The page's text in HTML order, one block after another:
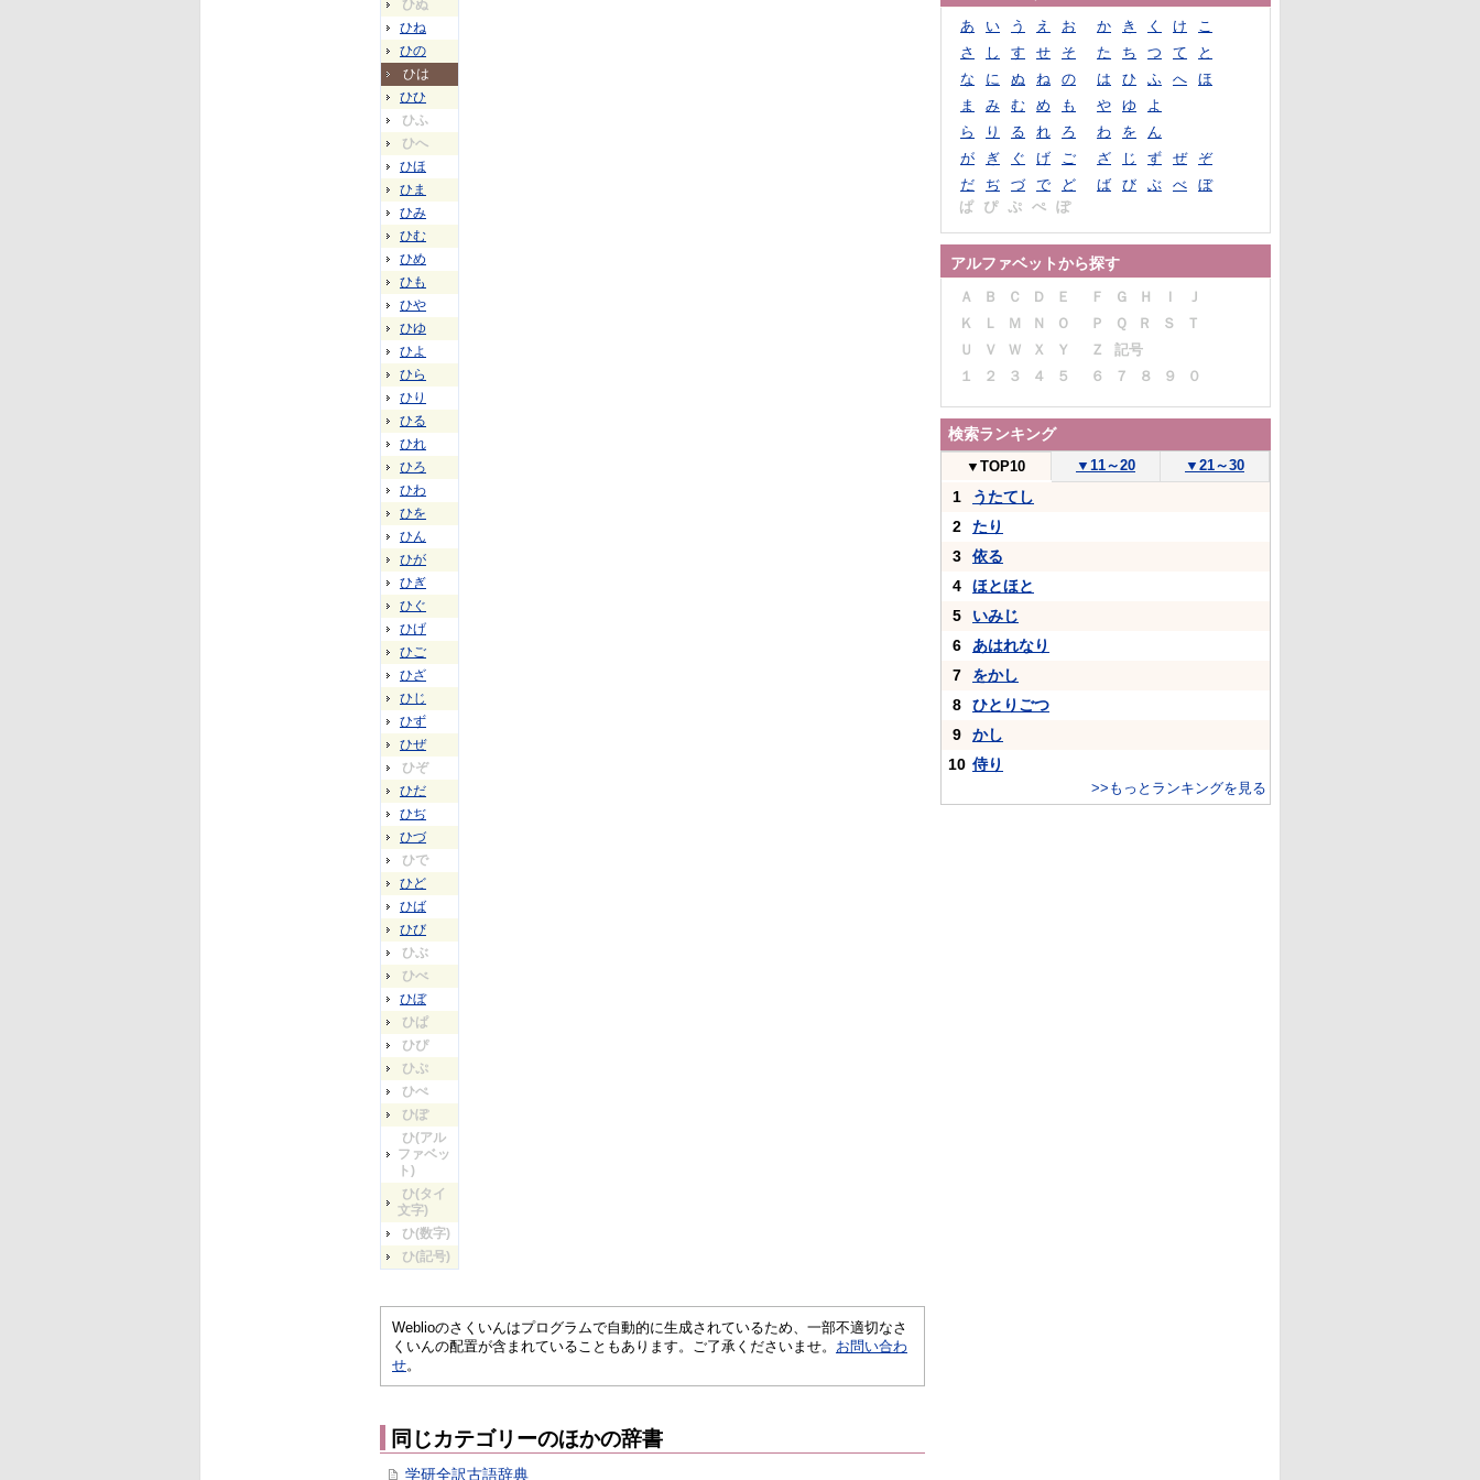
ひぬ
ひね
ひの
ひは
ひひ
ひふ
ひへ
ひほ
ひま
ひみ
ひむ
ひめ
ひも
ひや
ひゆ
ひよ
ひら
ひり
ひる
ひれ
ひろ
ひわ
ひを
ひん
ひが
ひぎ
ひぐ
ひげ
ひご
ひざ
ひじ
ひず
ひぜ
ひぞ
ひだ
ひぢ
ひづ
ひで
ひど
ひば
ひび
ひぶ
ひべ
ひぼ
ひぱ
ひぴ
ひぷ
ひぺ
ひぽ
ひ(アル
ファベッ
ト)
ひ(タイ
文字)
ひ(数字)
ひ(記号)
Weblioのさくいんはプログラムで自動的に生成されているため、一部不適切なさ
くいんの配置が含まれていることもあります。ご了承くださいませ。 お問い合わ
せ。
同じカテゴリーのほかの辞書
学研全訳古語辞典
あ い う え お か き く け
こ
さ
し す せ そ た ち つ て
と
な
に ぬ ね の は ひ ふ へ
ほ
ま
み む め も や ゆ
よ
ら
り る れ ろ わ を
ん
が
ぎ ぐ げ ご ざ じ ず ぜ
ぞ
だ
ぢ づ で ど ば び ぶ べ
ぼ
ぱ
ぴ ぷ ぺ ぽ
アルファベットから探す
Ａ Ｂ Ｃ Ｄ Ｅ Ｆ Ｇ Ｈ Ｉ
Ｊ
Ｋ
Ｌ Ｍ Ｎ Ｏ Ｐ Ｑ Ｒ Ｓ
Ｔ
Ｕ
Ｖ Ｗ Ｘ Ｙ Ｚ
記号
１
２ ３ ４ ５ ６ ７ ８ ９ ０
検索ランキング
▼ TOP10 ▼ 11～20 ▼ 21～30
1
うたてし
2
たり
3
依る
4
ほとほと
5
いみじ
6
あはれなり
7
をかし
8
ひとりごつ
9
かし
10 侍り
>>もっとランキングを見る